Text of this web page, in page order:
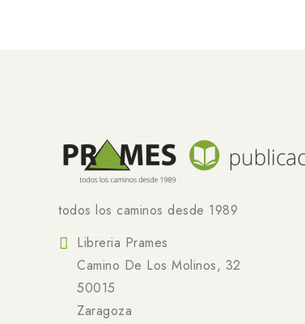
todos los caminos desde 1989
Libreria Prames
Camino De Los Molinos, 32
50015
Zaragoza